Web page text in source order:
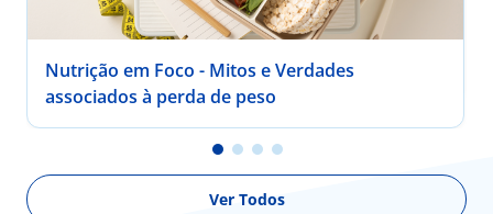
Nutrição em Foco - Mitos e Verdades
associados à perda de peso
Ver Todos